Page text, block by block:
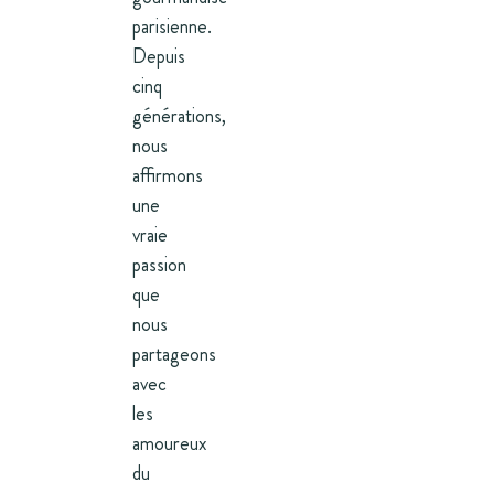
parisienne.
Depuis
cinq
générations,
nous
affirmons
une
vraie
passion
que
nous
partageons
avec
les
amoureux
du